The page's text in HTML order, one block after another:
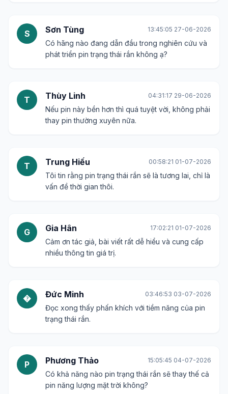
S Sơn Tùng 13:45:05 27-06-2026
Có hãng nào đang dẫn đầu trong nghiên cứu và
phát triển pin trạng thái rắn không ạ?
T Thùy Linh 04:31:17 29-06-2026
Nếu pin này bền hơn thì quá tuyệt vời, không phải
thay pin thường xuyên nữa.
T Trung Hiếu 00:58:21 01-07-2026
Tôi tin rằng pin trạng thái rắn sẽ là tương lai, chỉ là
vấn đề thời gian thôi.
G Gia Hân 17:02:21 01-07-2026
Cảm ơn tác giả, bài viết rất dễ hiểu và cung cấp
nhiều thông tin giá trị.
� Đức Minh 03:46:53 03-07-2026
Đọc xong thấy phấn khích với tiềm năng của pin
trạng thái rắn.
P Phương Thảo 15:05:45 04-07-2026
Có khả năng nào pin trạng thái rắn sẽ thay thế cả
pin năng lượng mặt trời không?